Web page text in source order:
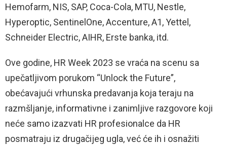
Hemofarm, NIS, SAP, Coca-Cola, MTU, Nestle,
Hyperoptic, SentinelOne, Accenture, A1, Yettel,
Schneider Electric, AIHR, Erste banka, itd.
Ove godine, HR Week 2023 se vraća na scenu sa
upečatljivom porukom “Unlock the Future”,
obećavajući vrhunska predavanja koja teraju na
razmšljanje, informativne i zanimljive razgovore koji
neće samo izazvati HR profesionalce da HR
posmatraju iz drugačijeg ugla, već će ih i osnažiti